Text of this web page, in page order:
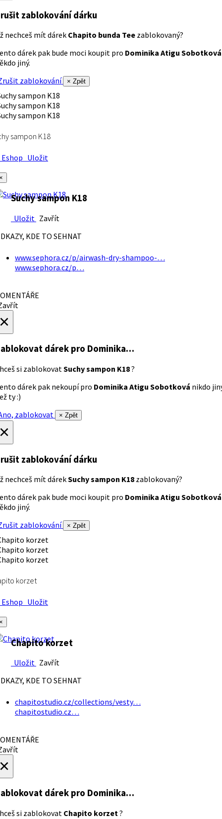
zablokování dárku
nechceš mít dárek Chapito bunda Tee zablokovaný?
dárek pak bude moci koupit pro Dominika Atigu Sobotková
jiný.
zablokování
× Zpět
sampon K18
Uložit
Suchy sampon K18
Uložit Zavřít
KDE TO SEHNAT
www.sephora.cz/p/airwash-dry-shampoo-…
www.sephora.cz/p…
dárek pro Dominika…
si zablokovatSuchy sampon K18?
dárek pak nekoupí pro Dominika Atigu Sobotková nikdo
ty :)
zablokovat
× Zpět
zablokování dárku
nechceš mít dárekSuchy sampon K18 zablokovaný?
dárek pak bude moci koupit pro Dominika Atigu Sobotková
jiný.
zablokování
× Zpět
korzet
Uložit
Chapito korzet
Uložit Zavřít
KDE TO SEHNAT
chapitostudio.cz/collections/vesty…
chapitostudio.cz…
dárek pro Dominika…
si zablokovat Chapito korzet?